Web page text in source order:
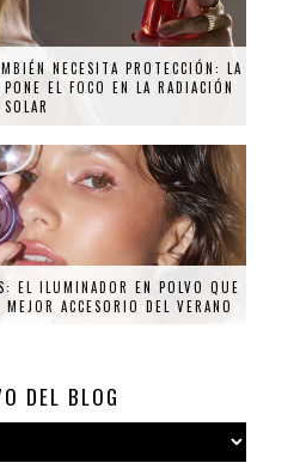
NECESITA PROTECCIÓN: LA
EL FOCO EN LA RADIACIÓN
SOLAR
EL ILUMINADOR EN POLVO QUE
ACCESORIO DEL VERANO
DEL BLOG